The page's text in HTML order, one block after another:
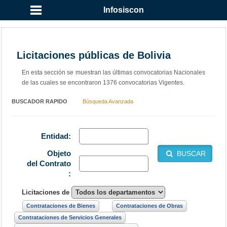
Infosiscon
Licitaciones públicas de Bolivia
En esta sección se muestran las últimas convocatorias Nacionales
de las cuales se encontraron 1376 convocatorias Vigentes.
BUSCADOR RAPIDO Búsqueda Avanzada
Entidad:
BUSCAR
Objeto
del Contrato
:
Licitaciones de
Contrataciones de Bienes
Contrataciones de Obras
Contrataciones de Servicios Generales